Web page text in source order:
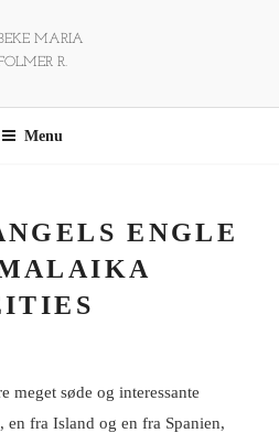
MARIA
R.
Menu
ENGLE
meget søde og interessante
fra Island og en fra Spanien,